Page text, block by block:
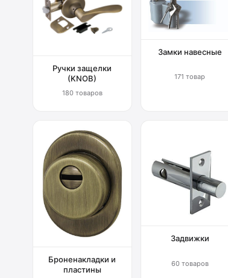
Ручки защелки
(KNOB)
180 товаров
Замки навесные
171 товар
Броненакладки и
пластины
Задвижки
60 товаров